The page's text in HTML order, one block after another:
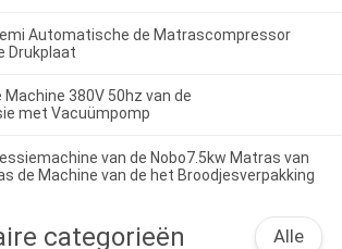
Automatische de Matrascompressor
Drukplaat
380V 50hz van de
met Vacuümpomp
van de Nobo7.5kw Matras van
de Machine van de het Broodjesverpakking
categorieën Alle